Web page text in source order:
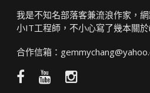
我是不知名部落客兼流浪作家，
小IT工程師，不小心寫了幾本關
合作信箱：
FacebookYouTube
頻
Instagram